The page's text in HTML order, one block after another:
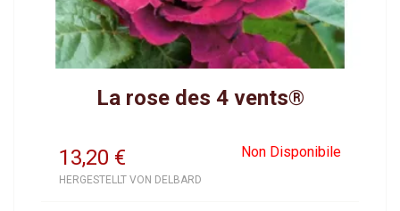
La rose des 4 vents®
13,20 Non Disponibile
€
HERGESTELLT VON DELBARD